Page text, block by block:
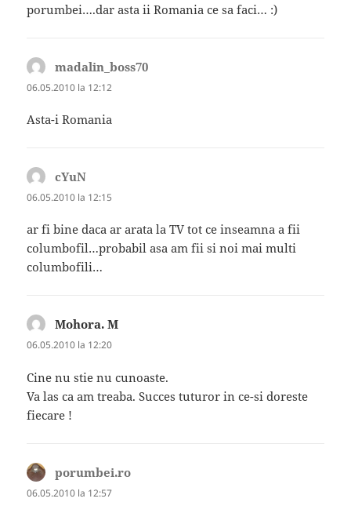
porumbei….dar asta ii Romania ce sa faci… :)
madalin_boss70
06.05.2010 la 12:12
Asta-i Romania
cYuN
06.05.2010 la 12:15
ar fi bine daca ar arata la TV tot ce inseamna a fii
columbofil…probabil asa am fii si noi mai multi
columbofili…
Mohora. M
06.05.2010 la 12:20
Cine nu stie nu cunoaste.
Va las ca am treaba. Succes tuturor in ce-si doreste
fiecare !
porumbei.ro
06.05.2010 la 12:57